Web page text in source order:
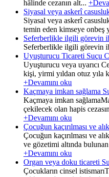
hâlinde cezanın alt...
Siyasal veya askerî
Siyasal veya askerî
temin eden kimseye onbeş
Seferberlikle ilgili görevin
Seferberlikle ilgili görevin
Uyuşturucu Ticareti Suçu
Uyuşturucu veya uyarıcı
kişi, yirmi yıldan otuz yıla
+Devamını oku
Kaçmaya imkan sağlama
Kaçmaya imkan
çekilecek olan hapis
+Devamını oku
Çocuğun kaçırılması ve
Çocuğun kaçırılması ve
ve gözetimi altında
+Devamını oku
Organ veya doku ticareti
Çocukların cinsel